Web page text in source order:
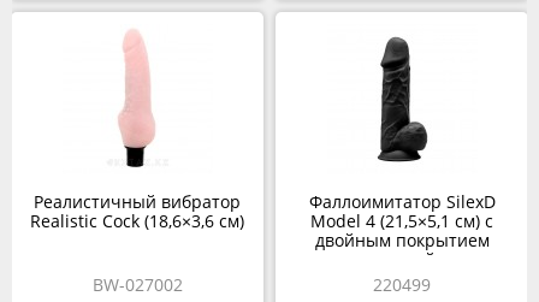
Реалистичный вибратор
Realistic Cock (18,6×3,6 см)
BW-027002
Фаллоимитатор SilexD
Model 4 (21,5×5,1 см) с
двойным покрытием
черный
220499